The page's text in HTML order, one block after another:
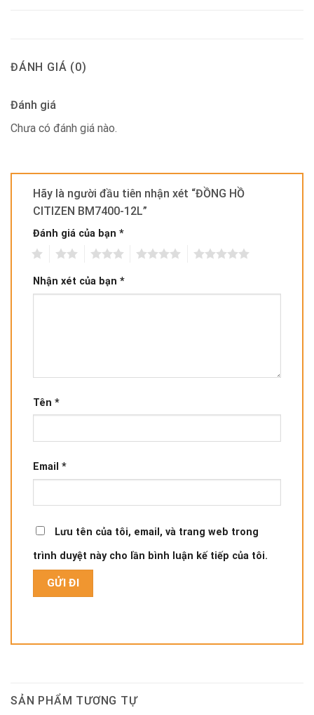
ĐÁNH GIÁ (0)
Đánh giá
Chưa có đánh giá nào.
Hãy là người đầu tiên nhận xét “ĐỒNG HỒ
CITIZEN BM7400-12L”
Đánh giá của bạn *
Nhận xét của bạn *
Tên *
Email *
Lưu tên của tôi, email, và trang web trong
trình duyệt này cho lần bình luận kế tiếp của tôi.
SẢN PHẨM TƯƠNG TỰ